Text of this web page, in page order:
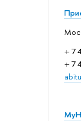
+ 7
+ 7